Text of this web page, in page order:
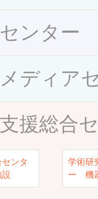
ンター
ディア
援総合
ンタ
学術研
ー 機